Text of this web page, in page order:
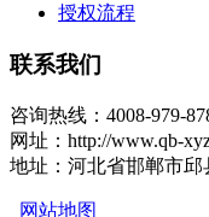
授权流程
联系我们
咨询热线：4008-979-
网址：http://www.qb-
地址：河北省邯郸市邱
网站地图